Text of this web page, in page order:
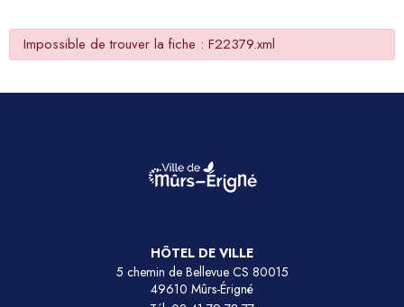
Impossible de trouver la fiche : F22379.xml
HÔTEL DE VILLE
5 chemin de Bellevue CS 80015
49610 Mûrs-Érigné